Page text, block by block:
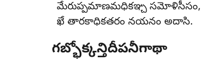
మేరుప్పమాణమధికఞ్చ సమోళిసీసం,
ఖే తారకాధికతరం నయనం అదాసి.
గబ్భోక్కన్తిదీపనీగాథా